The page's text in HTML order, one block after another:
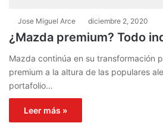
Jose Miguel Arce diciembre 2, 2020
¿Mazda premium? Todo
Mazda continúa en su transformación
premium a la altura de las populares
portafolio…
Leer más »